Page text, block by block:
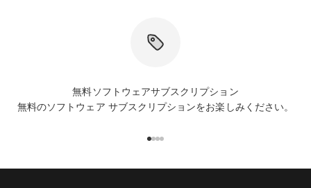
無料ソフトウェアサブスクリプション
無料のソフトウェア サブスクリプションをお楽しみください。